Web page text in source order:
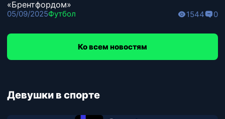
«Брентфордом»
05/09/2025Футбол 1544 0
Ко всем новостям
Девушки в спорте